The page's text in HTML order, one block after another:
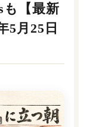
も【最新
5月25日